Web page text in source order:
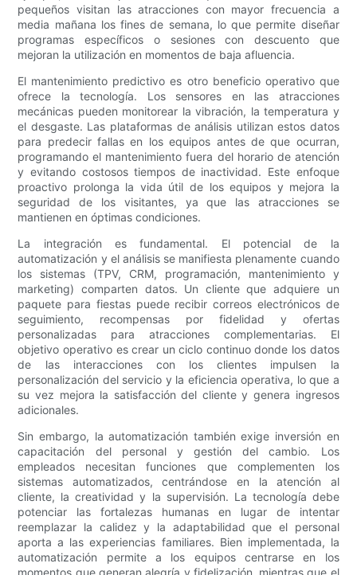
pequeños visitan las atracciones con mayor frecuencia a
media mañana los fines de semana, lo que permite diseñar
programas específicos o sesiones con descuento que
mejoran la utilización en momentos de baja afluencia.
El mantenimiento predictivo es otro beneficio operativo que
ofrece la tecnología. Los sensores en las atracciones
mecánicas pueden monitorear la vibración, la temperatura y
el desgaste. Las plataformas de análisis utilizan estos datos
para predecir fallas en los equipos antes de que ocurran,
programando el mantenimiento fuera del horario de atención
y evitando costosos tiempos de inactividad. Este enfoque
proactivo prolonga la vida útil de los equipos y mejora la
seguridad de los visitantes, ya que las atracciones se
mantienen en óptimas condiciones.
La integración es fundamental. El potencial de la
automatización y el análisis se manifiesta plenamente cuando
los sistemas (TPV, CRM, programación, mantenimiento y
marketing) comparten datos. Un cliente que adquiere un
paquete para fiestas puede recibir correos electrónicos de
seguimiento, recompensas por fidelidad y ofertas
personalizadas para atracciones complementarias. El
objetivo operativo es crear un ciclo continuo donde los datos
de las interacciones con los clientes impulsen la
personalización del servicio y la eficiencia operativa, lo que a
su vez mejora la satisfacción del cliente y genera ingresos
adicionales.
Sin embargo, la automatización también exige inversión en
capacitación del personal y gestión del cambio. Los
empleados necesitan funciones que complementen los
sistemas automatizados, centrándose en la atención al
cliente, la creatividad y la supervisión. La tecnología debe
potenciar las fortalezas humanas en lugar de intentar
reemplazar la calidez y la adaptabilidad que el personal
aporta a las experiencias familiares. Bien implementada, la
automatización permite a los equipos centrarse en los